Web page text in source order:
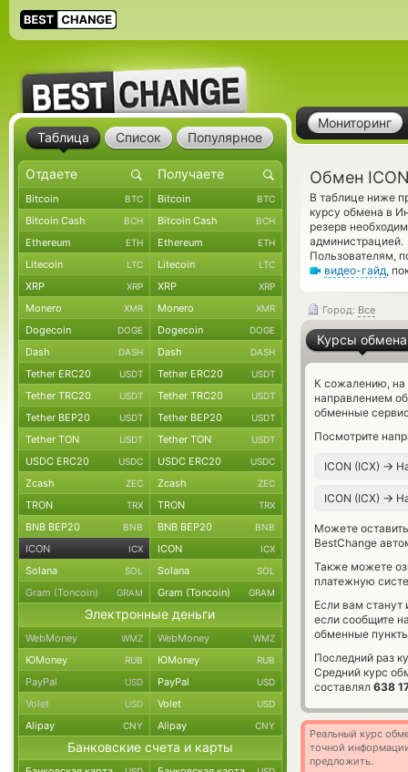
Мониторинг
Обмен
В таблице ниже
курсу обмена в
резерв
администрацией.
Пользователям,
видео-гайд,
Город: Все
Курсы обмена
К сожалению, на
направлением
обменные
Посмотрите
ICON (ICX) →
ICON (ICX) →
Можете
BestChange
Также можете
платежную
Если вам
если сообщите
обменные
Последний раз
Средний курс
составлял 638
Реальный курс
точной
предложить.
Таблица Список Популярное
Bitcoin BTC Bitcoin BTC
Bitcoin Cash BCH Bitcoin Cash BCH
Ethereum ETH Ethereum ETH
Litecoin LTC Litecoin LTC
XRP XRP XRP XRP
Monero XMR Monero XMR
Dogecoin DOGE Dogecoin DOGE
Dash DASH Dash DASH
Tether ERC20 USDT Tether ERC20 USDT
Tether TRC20 USDT Tether TRC20 USDT
Tether BEP20 USDT Tether BEP20 USDT
Tether TON USDT Tether TON USDT
USDC ERC20 USDC USDC ERC20 USDC
Zcash ZEC Zcash ZEC
TRON TRX TRON TRX
BNB BEP20 BNB BNB BEP20 BNB
ICON ICX ICON ICX
Solana SOL Solana SOL
Gram (Toncoin) GRAM Gram (Toncoin) GRAM
Электронные деньги
WebMoney WMZ WebMoney WMZ
ЮMoney RUB ЮMoney RUB
PayPal USD PayPal USD
Volet USD Volet USD
Alipay CNY Alipay CNY
Банковские счета и карты